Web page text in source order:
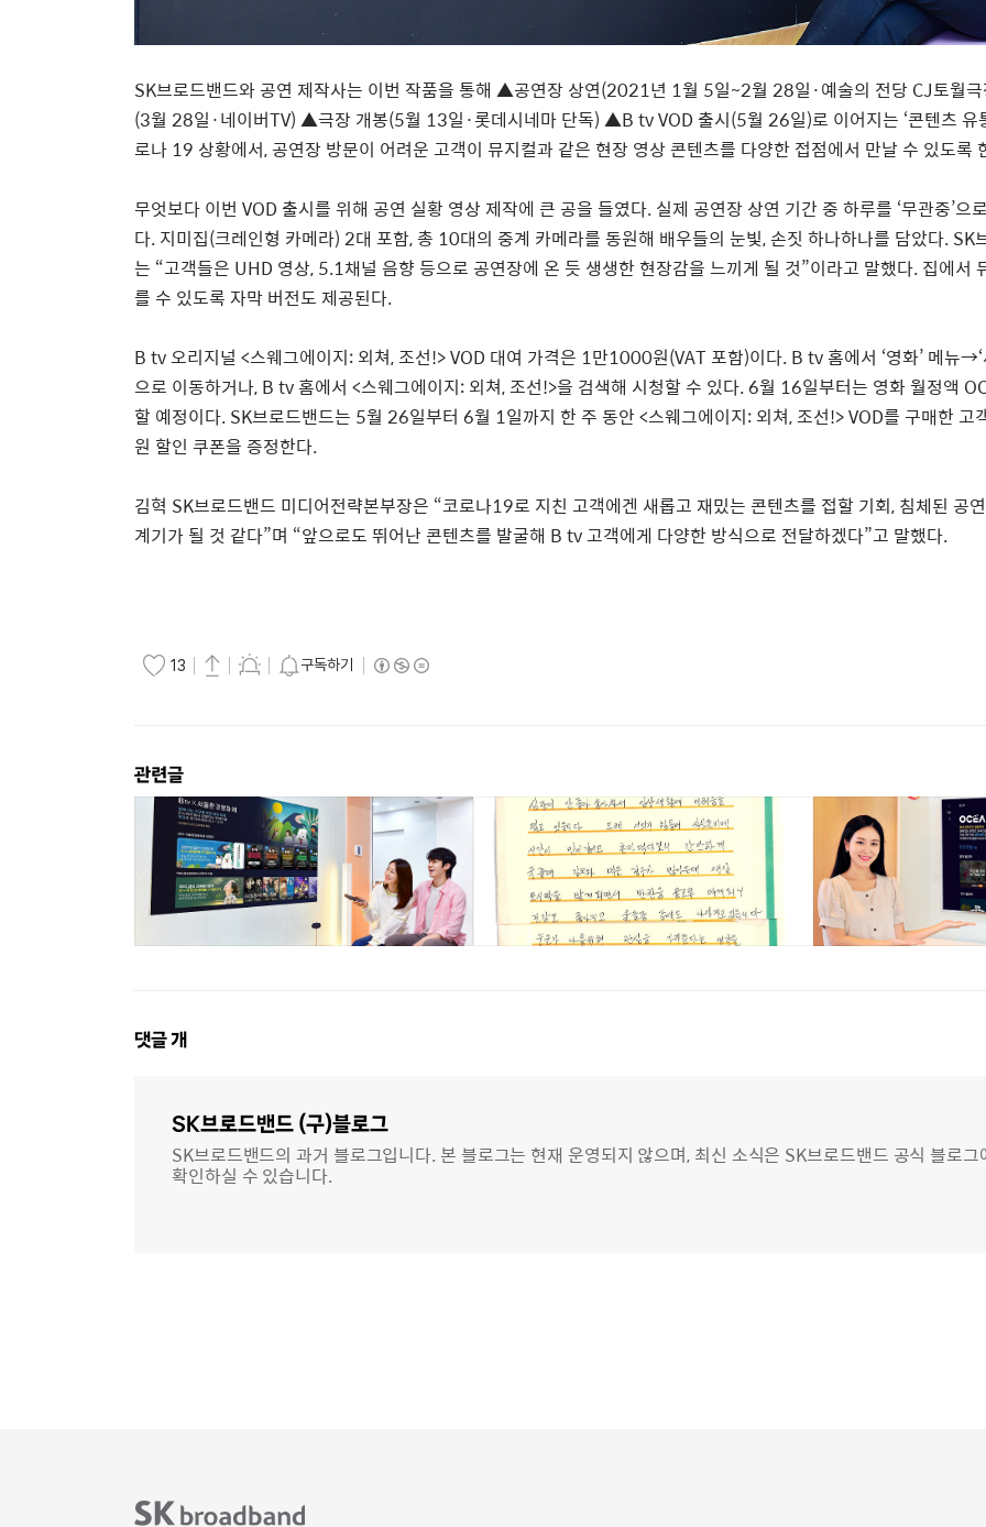
SK브로드밴드와 공연 제작사는 이번 작품을 통해 ▲공연장 상연(2021년 1월 5일~2월 28일·예술의 전당 CJ토월
(3월 28일·네이버TV) ▲극장 개봉(5월 13일·롯데시네마 단독) ▲B tv VOD 출시(5월 26일)로 이어지는 ‘콘텐츠 유
로나 19 상황에서,공연장 방문이 어려운 고객이 뮤지컬과 같은 현장 영상 콘텐츠를 다양한 접점에서 만날 수 있도록
무엇보다 이번 VOD 출시를 위해 공연 실황 영상 제작에 큰 공을 들였다. 실제 공연장 상연 기간 중 하루를 ‘무관중’으
다. 지미집(크레인형 카메라) 2대 포함,총 10대의 중계 카메라를 동원해 배우들의 눈빛,손짓 하나하나를 담았다. SK
는 “고객들은 UHD 영상, 5.1채널 음향 등으로 공연장에 온 듯 생생한 현장감을 느끼게 될 것”이라고 말했다. 집에서
를 수 있도록 자막 버전도 제공된다.
B tv오리지널 <스웨그에이지: 외쳐,조선!> VOD 대여 가격은 1만1000원(VAT 포함)이다. B tv홈에서 ‘영화’ 메뉴→‘
으로 이동하거나, B tv홈에서 <스웨그에이지: 외쳐,조선!>을 검색해 시청할 수 있다. 6월 16일부터는 영화 월정액
할 예정이다. SK브로드밴드는 5월 26일부터 6월 1일까지 한 주 동안<스웨그에이지: 외쳐,조선!> VOD를 구매한 고
원 할인 쿠폰을 증정한다.
김혁 SK브로드밴드 미디어전략본부장은 “코로나19로 지친 고객에겐 새롭고 재밌는 콘텐츠를 접할 기회, 침체된 공
계기가 될 것 같다”며 “앞으로도 뛰어난 콘텐츠를 발굴해 B tv고객에게 다양한 방식으로 전달하겠다”고 말했다.
13 구독하기
관련글
댓
댓글개
SK브로드밴드 (구)블로그
SK브로드밴드의 과거 블로그입니다. 본 블로그는 현재 운영되지 않으며, 최신 소식은 SK브로드밴드 공식 블로그
확인하실 수 있습니다.